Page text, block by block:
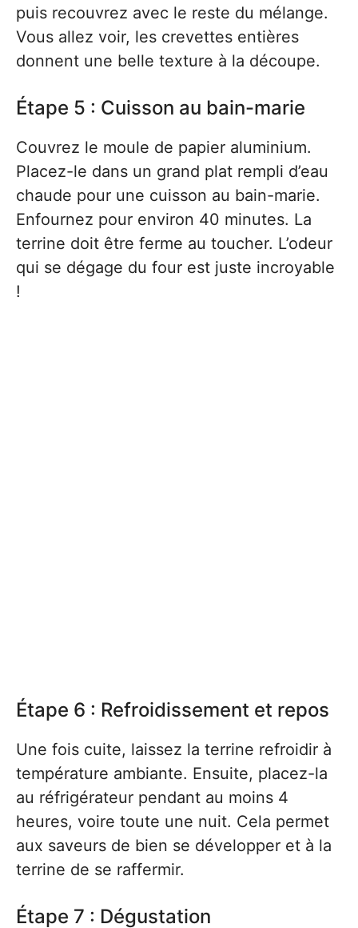
puis recouvrez avec le reste du mélange.
Vous allez voir, les crevettes entières
donnent une belle texture à la découpe.
Étape 5 : Cuisson au bain-marie
Couvrez le moule de papier aluminium.
Placez-le dans un grand plat rempli d’eau
chaude pour une cuisson au bain-marie.
Enfournez pour environ 40 minutes. La
terrine doit être ferme au toucher. L’odeur
qui se dégage du four est juste incroyable
!
Étape 6 : Refroidissement et repos
Une fois cuite, laissez la terrine refroidir à
température ambiante. Ensuite, placez-la
au réfrigérateur pendant au moins 4
heures, voire toute une nuit. Cela permet
aux saveurs de bien se développer et à la
terrine de se raffermir.
Étape 7 : Dégustation